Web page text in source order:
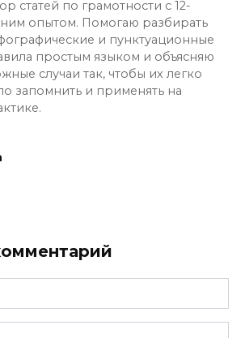
статей по грамотности с 12-
опытом. Помогаю разбирать
и пунктуационные
простым языком и объясняю
случаи так, чтобы их легко
запомнить и применять на